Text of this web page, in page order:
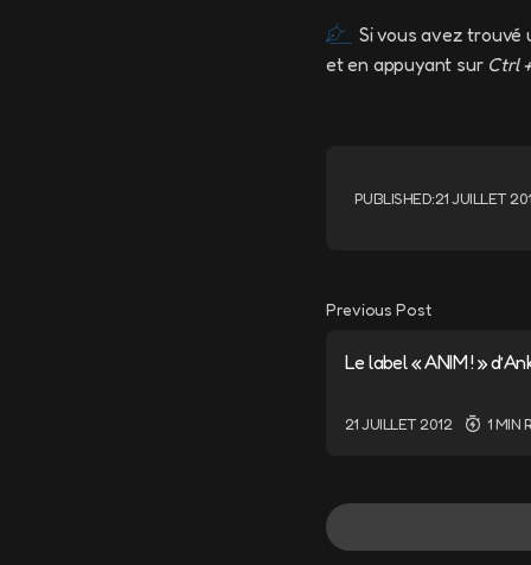
Si vous avez trouvé
et en appuyant sur Ctrl
PUBLISHED:21 JUILLET
Previous Post
Le label « ANIM ! »
21 JUILLET 2012 1 MIN